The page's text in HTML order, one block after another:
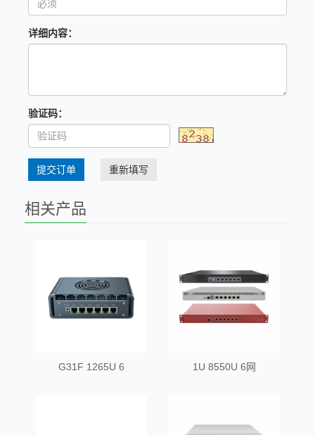
详细内容：
验证码：
提交订单 重新填写
相关产品
G31F 1265U 6 1U 8550U 6网